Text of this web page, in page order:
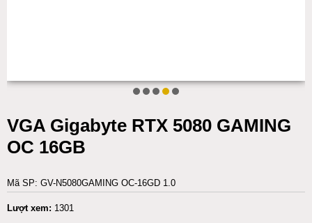
VGA Gigabyte RTX 5080 GAMING
OC 16GB
Mã SP: GV-N5080GAMING OC-16GD 1.0
Lượt xem: 1301